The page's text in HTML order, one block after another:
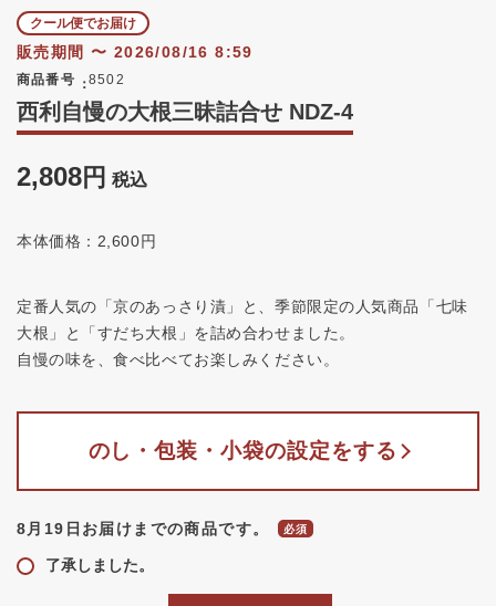
クール便でお届け
販売期間 〜 2026/08/16 8:59
商品番号 8502
西利自慢の大根三昧詰合せ NDZ-4
2,808 税込
本体価格：2,600円
定番人気の「京のあっさり漬」と、季節限定の人気商品「七味
大根」と「すだち大根」を詰め合わせました。
自慢の味を、食べ比べてお楽しみください。
のし・包装・小袋の設定をする
8月19日お届けまでの商品です。
了承しました。